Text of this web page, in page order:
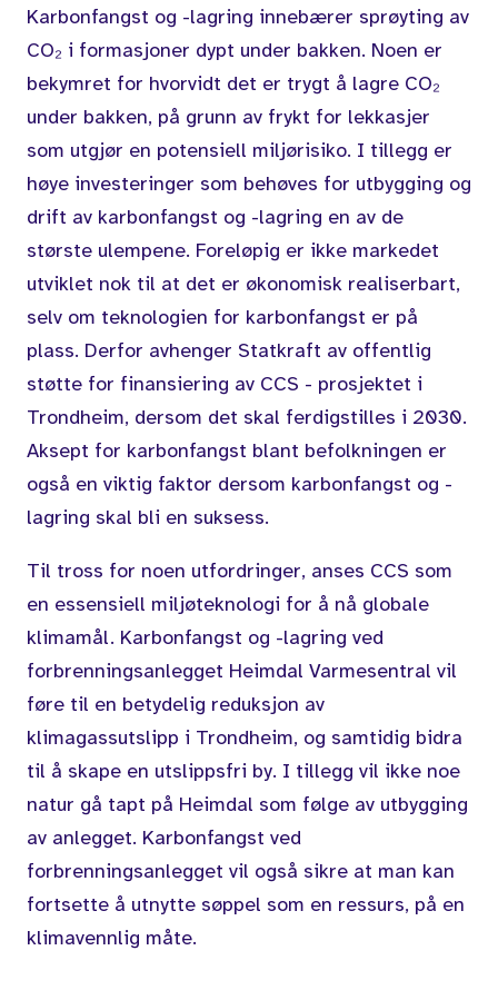
Karbonfangst og -lagring innebærer sprøyting av
CO₂ i formasjoner dypt under bakken. Noen er
bekymret for hvorvidt det er trygt å lagre CO₂
under bakken, på grunn av frykt for lekkasjer
som utgjør en potensiell miljørisiko. I tillegg er
høye investeringer som behøves for utbygging og
drift av karbonfangst og -lagring en av de
største ulempene. Foreløpig er ikke markedet
utviklet nok til at det er økonomisk realiserbart,
selv om teknologien for karbonfangst er på
plass. Derfor avhenger Statkraft av offentlig
støtte for finansiering av CCS - prosjektet i
Trondheim, dersom det skal ferdigstilles i 2030.
Aksept for karbonfangst blant befolkningen er
også en viktig faktor dersom karbonfangst og -
lagring skal bli en suksess.
Til tross for noen utfordringer, anses CCS som
en essensiell miljøteknologi for å nå globale
klimamål. Karbonfangst og -lagring ved
forbrenningsanlegget Heimdal Varmesentral vil
føre til en betydelig reduksjon av
klimagassutslipp i Trondheim, og samtidig bidra
til å skape en utslippsfri by. I tillegg vil ikke noe
natur gå tapt på Heimdal som følge av utbygging
av anlegget. Karbonfangst ved
forbrenningsanlegget vil også sikre at man kan
fortsette å utnytte søppel som en ressurs, på en
klimavennlig måte.